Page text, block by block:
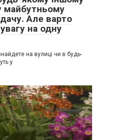
майбутньому
Але варто
на одну
на вулиці чи в будь-
у